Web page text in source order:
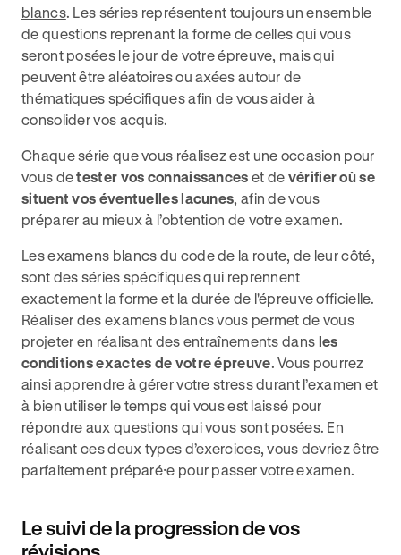
blancs. Les séries représentent toujours un ensemble
de questions reprenant la forme de celles qui vous
seront posées le jour de votre épreuve, mais qui
peuvent être aléatoires ou axées autour de
thématiques spécifiques afin de vous aider à
consolider vos acquis.
Chaque série que vous réalisez est une occasion pour
vous detester vos connaissances et de vérifier où se
situent vos éventuelles lacunes, afin de vous
préparer au mieux à l’obtention de votre examen.
Les examens blancs du code de la route, de leur côté,
sont des séries spécifiques qui reprennent
exactement la forme et la durée de l'épreuve officielle.
Réaliser des examens blancs vous permet de vous
projeter en réalisant des entraînements dans les
conditions exactes de votre épreuve. Vous pourrez
ainsi apprendre à gérer votre stress durant l’examen et
à bien utiliser le temps qui vous est laissé pour
répondre aux questions qui vous sont posées. En
réalisant ces deux types d’exercices, vous devriez être
parfaitement préparé⸱e pour passer votre examen.
Le suivi de la progression de vos